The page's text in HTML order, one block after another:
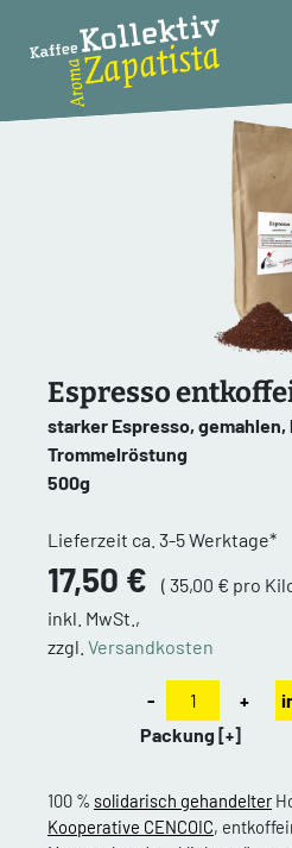
Espresso
starker Espresso,
Trommelröstung
500g
Lieferzeit ca. 3-5 Werktage*
17,50 €
( 35,00 € pro
inkl. MwSt.,
zzgl. Versandkosten
-
+
Packung [+]
100 % solidarisch gehandelter
Kooperative CENCOIC,